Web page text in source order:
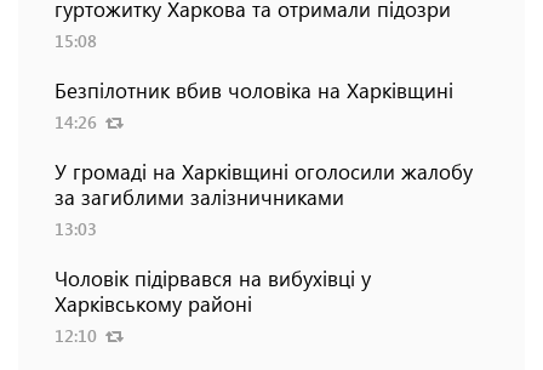
гуртожитку Харкова та отримали підозри
15:08
Безпілотник вбив чоловіка на Харківщині
14:26
У громаді на Харківщині оголосили жалобу
за загиблими залізничниками
13:03
Чоловік підірвався на вибухівці у
Харківському районі
12:10